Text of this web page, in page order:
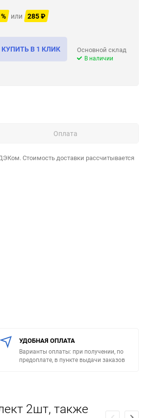
или 285₽
КУПИТЬ В 1 КЛИК Основной склад
В наличии
Оплата
Стоимость доставки рассчитывается
УДОБНАЯ ОПЛАТА
Варианты оплаты: при получении, по
предоплате, в пункте выдачи заказов
2шт, также